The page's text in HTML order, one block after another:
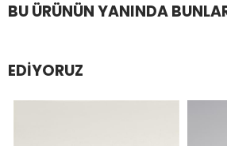
BU ÜRÜNÜN YANINDA
EDIYORUZ